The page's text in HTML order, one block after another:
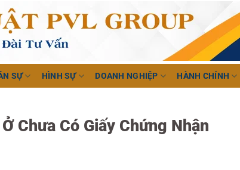
SỰ HÌNH SỰ DOANH NGHIỆP HÀNH CHÍNH
Chưa Có Giấy Chứng Nhận